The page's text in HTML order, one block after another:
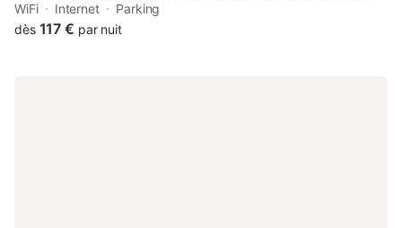
private parking. The property is around 20 km from Grotte de
Comblain, 23 km from Barvaux and 23 km from Sy.
WiFi Internet
Parking
dès 117 € par nuit